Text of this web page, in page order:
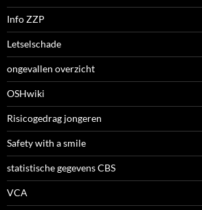
Info ZZP
Letselschade
ongevallen overzicht
OSHwiki
Risicogedrag jongeren
Safety with a smile
statistische gegevens CBS
VCA